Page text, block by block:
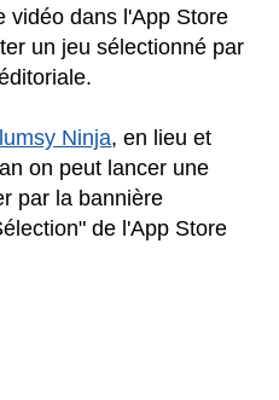
vidéo dans l'App Store
un jeu sélectionné par
Ninja, en lieu et
on peut lancer une
par la bannière
de l'App Store